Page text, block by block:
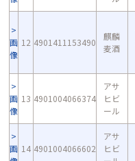
画
像
12 4901411153490
麒麟
麦酒
画
像
13 4901004066374
アサ
ヒビ
ール
画 14 4901004066602
アサ
ヒビ